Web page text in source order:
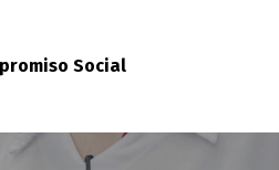
Social